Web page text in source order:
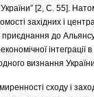
України” [2, С. 55].
західних і
до
інтеграції
визнання
сходу і